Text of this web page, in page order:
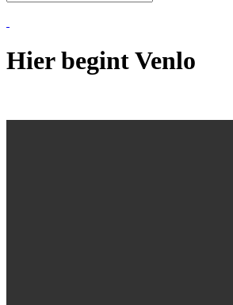
Hier begint Venlo